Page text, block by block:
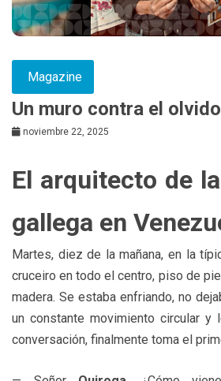
Magazine
Un muro contra el olvido
noviembre 22, 2025
El arquitecto de
gallega en
Martes, diez de la mañana, en la
cruceiro en todo el centro, piso de
madera. Se estaba enfriando, no
un constante movimiento circular y
conversación, finalmente toma el